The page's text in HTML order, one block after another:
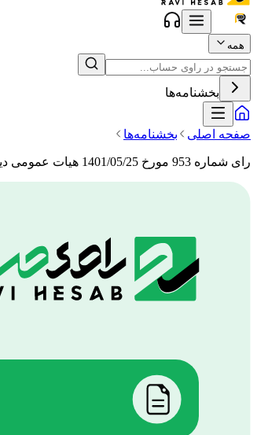
همه
بخشنامه‌ها
صفحه اصلی بخشنامه‌ها
رای شماره 953 مورخ 1401/05/25 هیات عمومی دیوان عدالت اداری